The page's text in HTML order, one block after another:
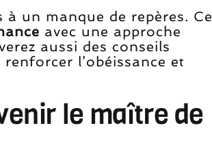
un manque de repères. Ce
avec une approche
aussi des conseils
renforcer l’obéissance et
le maître de